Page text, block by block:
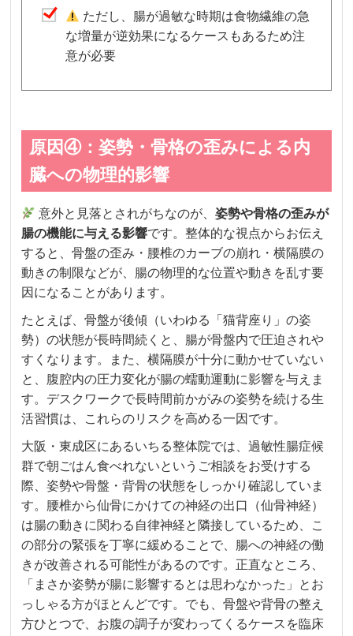
ただし、腸が過敏な時期は食物繊維の急
な増量が逆効果になるケースもあるため注
意が必要
原因④：姿勢・骨格の歪みによる内
臓への物理的影響
意外と見落とされがちなのが、姿勢や骨格の歪みが
腸の機能に与える影響です。整体的な視点からお伝え
すると、骨盤の歪み・腰椎のカーブの崩れ・横隔膜の
動きの制限などが、腸の物理的な位置や動きを乱す要
因になることがあります。
たとえば、骨盤が後傾（いわゆる「猫背座り」の姿
勢）の状態が長時間続くと、腸が骨盤内で圧迫されや
すくなります。また、横隔膜が十分に動かせていない
と、腹腔内の圧力変化が腸の蠕動運動に影響を与えま
す。デスクワークで長時間前かがみの姿勢を続ける生
活習慣は、これらのリスクを高める一因です。
大阪・東成区にあるいちる整体院では、過敏性腸症候
群で朝ごはん食べれないというご相談をお受けする
際、姿勢や骨盤・背骨の状態をしっかり確認していま
す。腰椎から仙骨にかけての神経の出口（仙骨神経）
は腸の動きに関わる自律神経と隣接しているため、こ
の部分の緊張を丁寧に緩めることで、腸への神経の働
きが改善される可能性があるのです。正直なところ、
「まさか姿勢が腸に影響するとは思わなかった」とお
っしゃる方がほとんどです。でも、骨盤や背骨の整え
方ひとつで、お腹の調子が変わってくるケースを臨床